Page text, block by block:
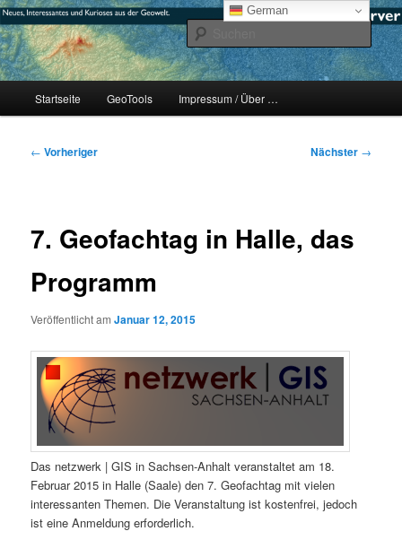
Zum
primären
Inhalt
springen#geoObserver
mikeE's GeoBlog
Startseite GeoTools Impressum / Über …
Beitragsnavigation
← Vorheriger Nächster →
7. Geofachtag in Halle, das
Programm
Veröffentlicht amJanuar 12, 2015
Das netzwerk | GIS in Sachsen-Anhalt veranstaltet am 18.
Februar 2015 in Halle (Saale) den 7. Geofachtag mit vielen
interessanten Themen. Die Veranstaltung ist kostenfrei, jedoch
ist eine Anmeldung erforderlich.
German